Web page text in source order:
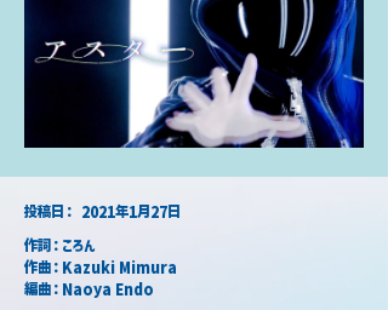
​投稿日： 2021年1月27日
作詞：ころん
作曲：Kazuki Mimura
編曲：Naoya Endo